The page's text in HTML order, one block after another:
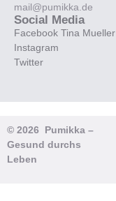
mail@pumikka.de
Social Media
Facebook Tina Mueller
Instagram
Twitter
© 2026 Pumikka –
Gesund durchs
Leben